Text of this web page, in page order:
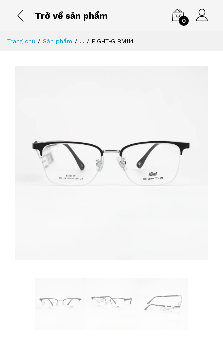
Trở về sản phẩm
0
Trang chủ Sản phẩm ... EIGHT-G BM114